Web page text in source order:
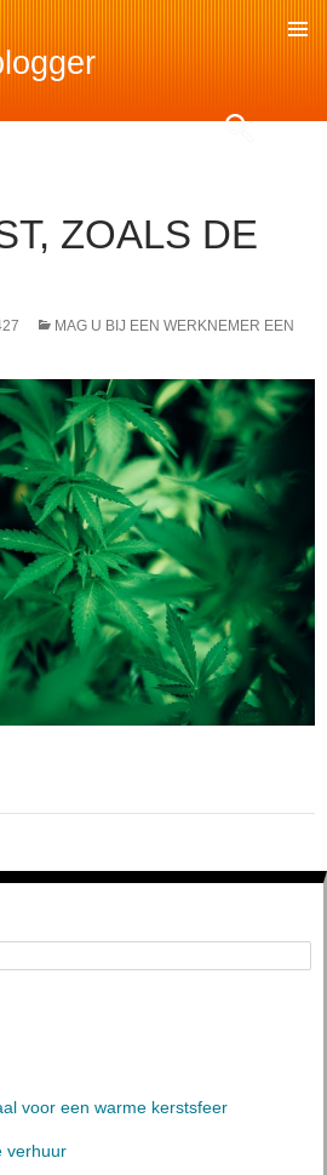
ZOALS DE
MAG U BIJ EEN WERKNEMER EEN
voor een warme kerstsfeer
verhuur